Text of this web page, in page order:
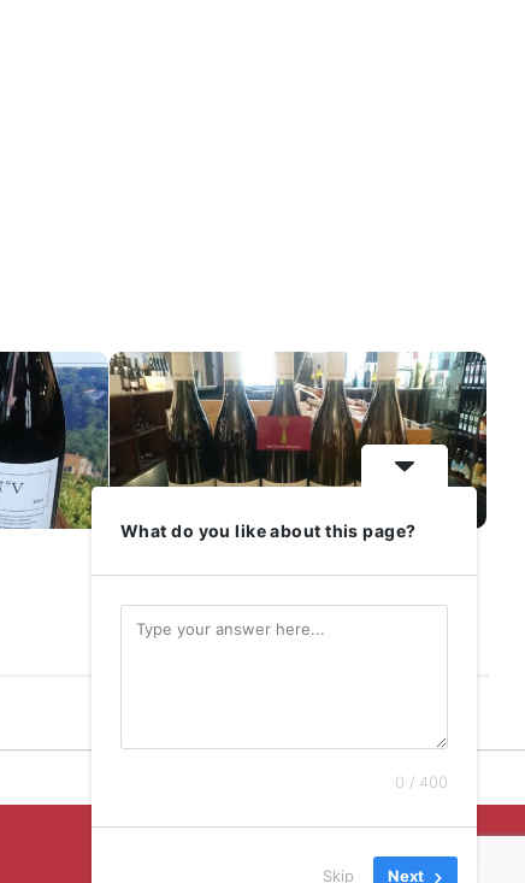
25 OCTOBRE 2017
What do you like about this page?
0 / 400
Skip Next